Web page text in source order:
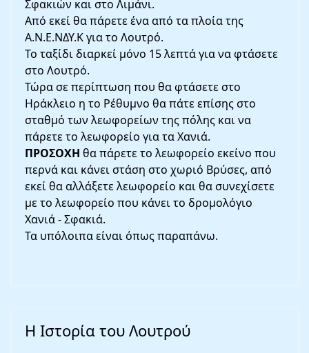
Σφακιών και στο Λιμάνι.
Από εκεί θα πάρετε ένα από τα πλοία της
Α.Ν.Ε.ΝΔΥ.Κ για το Λουτρό.
Το ταξίδι διαρκεί μόνο 15 λεπτά για να φτάσετε
στο Λουτρό.
Τώρα σε περίπτωση που θα φτάσετε στο
Ηράκλειο η το Ρέθυμνο θα πάτε επίσης στο
σταθμό των λεωφορείων της πόλης και να
πάρετε το λεωφορείο για τα Χανιά.
ΠΡΟΣΟΧΗ θα πάρετε το λεωφορείο εκείνο που
περνά και κάνει στάση στο χωριό Βρύσες, από
εκεί θα αλλάξετε λεωφορείο και θα συνεχίσετε
με το λεωφορείο που κάνει το δρομολόγιο
Χανιά - Σφακιά.
Τα υπόλοιπα είναι όπως παραπάνω.
Η Ιστορία του Λουτρού